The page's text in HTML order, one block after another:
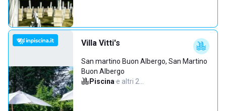
Villa Vitti's
San martino Buon Albergo, San Martino
Buon Albergo
Piscina·e altri 2…